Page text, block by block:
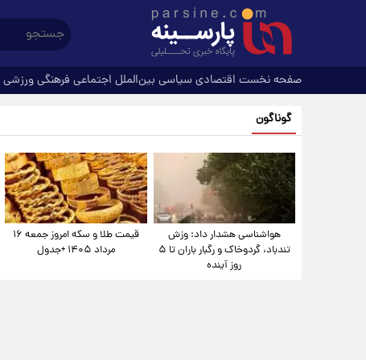
صفحه نخست اقتصادی سیاسی بین‌الملل اجتماعی فرهنگیورزشی
گوناگون
هواشناسی هشدار داد: وزش
تندباد، گردوخاک و رگبار باران تا ۵
روز آینده
قیمت طلا و سکه امروز جمعه ۱۶
مرداد ۱۴۰۵ +جدول